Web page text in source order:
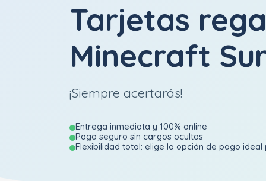
Tarjetas
Minecraft
¡Siempre acertarás!
Entrega inmediata y 100% online
Pago seguro sin cargos ocultos
Flexibilidad total: elige la opción de pago ideal